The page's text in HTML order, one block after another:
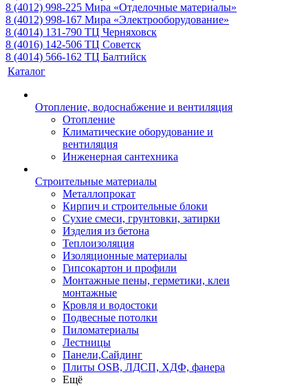
8 (4012) 998-225 Мира «Отделочные материалы»
8 (4012) 998-167 Мира «Электрооборудование»
8 (4014) 131-790 ТЦ Черняховск
8 (4016) 142-506 ТЦ Советск
8 (4014) 566-162 ТЦ Балтийск
Каталог
Отопление, водоснабжение и вентиляция
Отопление
Климатические оборудование и
вентиляция
Инженерная сантехника
Строительные материалы
Металлопрокат
Кирпич и строительные блоки
Сухие смеси, грунтовки, затирки
Изделия из бетона
Теплоизоляция
Изоляционные материалы
Гипсокартон и профили
Монтажные пены, герметики, клеи
монтажные
Кровля и водостоки
Подвесные потолки
Пиломатериалы
Лестницы
Панели,Сайдинг
Плиты OSB, ЛДСП, ХДФ, фанера
Ещё